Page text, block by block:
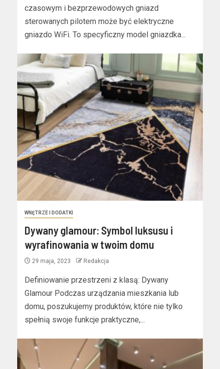
czasowym i bezprzewodowych gniazd
sterowanych pilotem może być elektryczne
gniazdo WiFi. To specyficzny model gniazdka...
WNĘTRZE I DODATKI
Dywany glamour: Symbol luksusu i
wyrafinowania w twoim domu
29 maja, 2023 Redakcja
Definiowanie przestrzeni z klasą: Dywany
Glamour Podczas urządzania mieszkania lub
domu, poszukujemy produktów, które nie tylko
spełnią swoje funkcje praktyczne,...